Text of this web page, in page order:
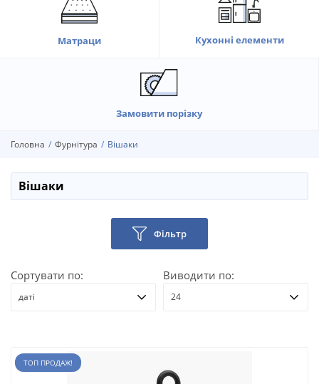
Матраци Кухонні елементи
Замовити порізку
Головна Фурнітура Вішаки
Вішаки
Фільтр
Сортувати по:
даті
Виводити по:
24
ТОП ПРОДАЖ!